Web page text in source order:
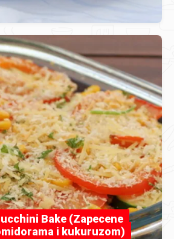
Bake (Zapecene
i kukuruzom)